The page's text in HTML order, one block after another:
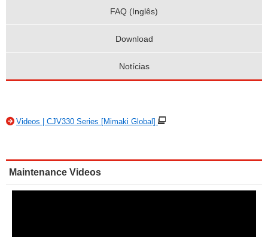
FAQ (Inglês)
Download
Notícias
Videos | CJV330 Series [Mimaki Global]
Maintenance Videos